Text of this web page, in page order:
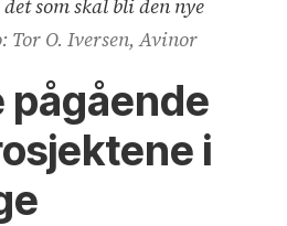
som skal bli den nye
Tor O. Iversen, Avinor
pågående
i